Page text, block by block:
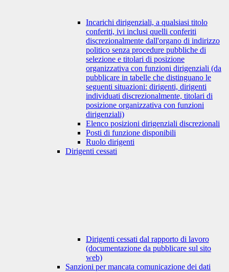
Incarichi dirigenziali, a qualsiasi titolo
conferiti, ivi inclusi quelli conferiti
discrezionalmente dall'organo di indirizzo
politico senza procedure pubbliche di
selezione e titolari di posizione
organizzativa con funzioni dirigenziali (da
pubblicare in tabelle che distinguano le
seguenti situazioni: dirigenti, dirigenti
individuati discrezionalmente, titolari di
posizione organizzativa con funzioni
dirigenziali)
Elenco posizioni dirigenziali discrezionali
Posti di funzione disponibili
Ruolo dirigenti
Dirigenti cessati
Dirigenti cessati dal rapporto di lavoro
(documentazione da pubblicare sul sito
web)
Sanzioni per mancata comunicazione dei dati